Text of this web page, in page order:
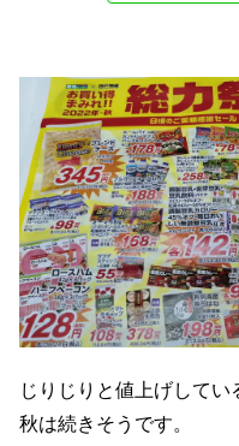
じりじりと値上げして
秋は続きそうです。